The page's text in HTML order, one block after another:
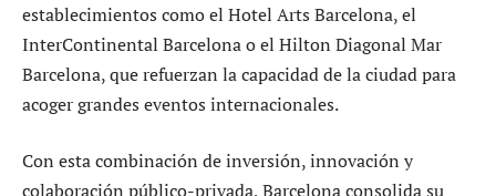
establecimientos como el Hotel Arts Barcelona, el
InterContinental Barcelona o el Hilton Diagonal Mar
Barcelona, que refuerzan la capacidad de la ciudad para
acoger grandes eventos internacionales.
Con esta combinación de inversión, innovación y
colaboración público-privada, Barcelona consolida su